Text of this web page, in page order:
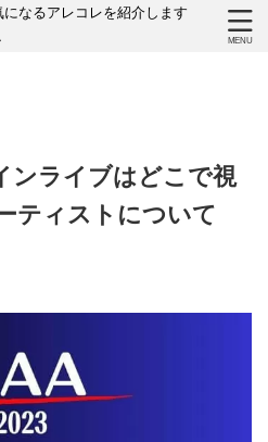
なるアレコレを紹介します
ライブはどこで視
ティストについて